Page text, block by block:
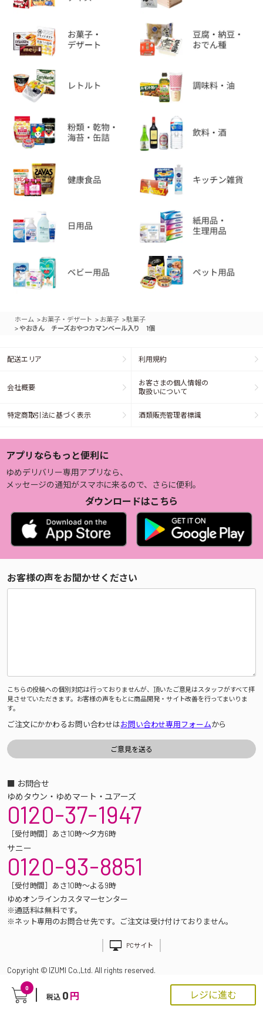
0
税込 0 円 レジに進む
ホーム >お菓子・デザート > お菓子 >駄菓子
>やおきん チーズおやつカマンベール入り 1個
配送エリア 利用規約
会社概要
お客さまの個人情報の
取扱いについて
特定商取引法に基づく表示 酒類販売管理者標識
アプリならもっと便利に
ゆめデリバリー専用アプリなら、
メッセージの通知がスマホに来るので、さらに便利。
ダウンロードはこちら
お客様の声をお聞かせください
こちらの投稿への個別対応は行っておりませんが、頂いたご意見はスタッフがすべて拝
見させていただきます。お客様の声をもとに商品開発・サイト改善を行ってまいりま
す。
ご注文にかかわるお問い合わせはお問い合わせ専用フォームから
■ お問合せ
ゆめタウン・ゆめマート・ユアーズ
0120-37-1947
［受付時間］あさ10時～夕方6時
サニー
0120-93-8851
［受付時間］あさ10時～よる9時
ゆめオンラインカスタマーセンター
※通話料は無料です。
※ネット専用のお問合せ先です。ご注文は受け付けておりません。
PCサイト
Copyright © IZUMI Co.,Ltd. All rights reserved.